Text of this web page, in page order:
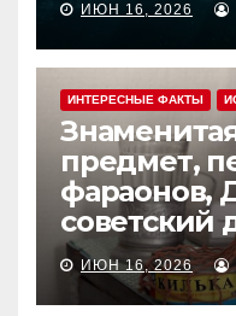
ИЮН 16, 2026
ИНТЕРЕСНЫЕ ФАКТЫ
предмет,
фараонов,
советский
ИЮН 16, 2026